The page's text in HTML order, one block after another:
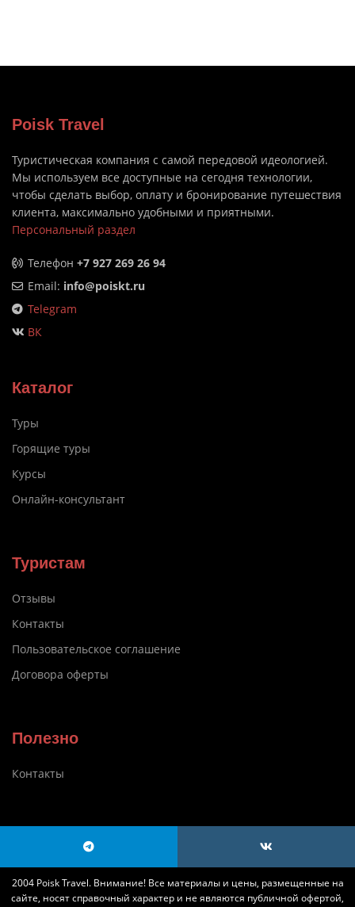
Poisk Travel
Туристическая компания с самой передовой идеологией.
Мы используем все доступные на сегодня технологии,
чтобы сделать выбор, оплату и бронирование путешествия
клиента, максимально удобными и приятными.
Персональный раздел
Телефон +7 927 269 26 94
Email: info@poiskt.ru
Telegram
ВК
Каталог
Туры
Горящие туры
Курсы
Онлайн-консультант
Туристам
Отзывы
Контакты
Пользовательское соглашение
Договора оферты
Полезно
Контакты
2004 Poisk Travel. Внимание! Все материалы и цены, размещенные на
сайте, носят справочный характер и не являются публичной офертой,